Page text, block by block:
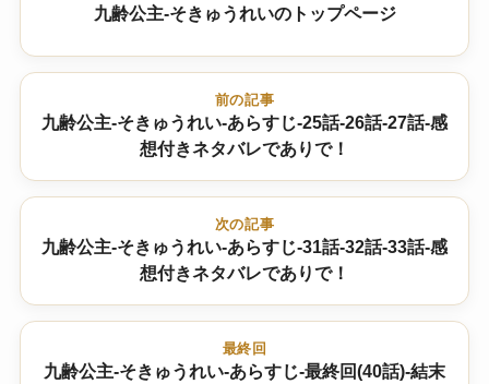
九齢公主-そきゅうれいのトップページ
前の記事
九齢公主-そきゅうれい-あらすじ-25話-26話-27話-感
想付きネタバレでありで！
次の記事
九齢公主-そきゅうれい-あらすじ-31話-32話-33話-感
想付きネタバレでありで！
最終回
九齢公主-そきゅうれい-あらすじ-最終回(40話)-結末